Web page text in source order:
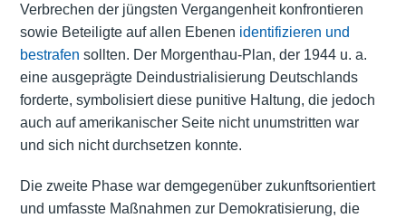
Verbrechen der jüngsten Vergangenheit konfrontieren
sowie Beteiligte auf allen Ebenen identifizieren und
bestrafen sollten. Der Morgenthau-Plan, der 1944 u. a.
eine ausgeprägte Deindustrialisierung Deutschlands
forderte, symbolisiert diese punitive Haltung, die jedoch
auch auf amerikanischer Seite nicht unumstritten war
und sich nicht durchsetzen konnte.
Die zweite Phase war demgegenüber zukunftsorientiert
und umfasste Maßnahmen zur Demokratisierung, die